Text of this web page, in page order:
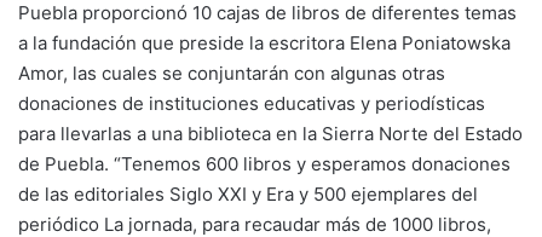
Puebla proporcionó 10 cajas de libros de diferentes temas
a la fundación que preside la escritora Elena Poniatowska
Amor, las cuales se conjuntarán con algunas otras
donaciones de instituciones educativas y periodísticas
para llevarlas a una biblioteca en la Sierra Norte del Estado
de Puebla. “Tenemos 600 libros y esperamos donaciones
de las editoriales Siglo XXI y Era y 500 ejemplares del
periódico La jornada, para recaudar más de 1000 libros,